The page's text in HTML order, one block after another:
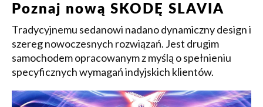
Poznaj nową SKODĘ SLAVIA
Tradycyjnemu sedanowi nadano dynamiczny design i
szereg nowoczesnych rozwiązań. Jest drugim
samochodem opracowanym z myślą o spełnieniu
specyficznych wymagań indyjskich klientów.